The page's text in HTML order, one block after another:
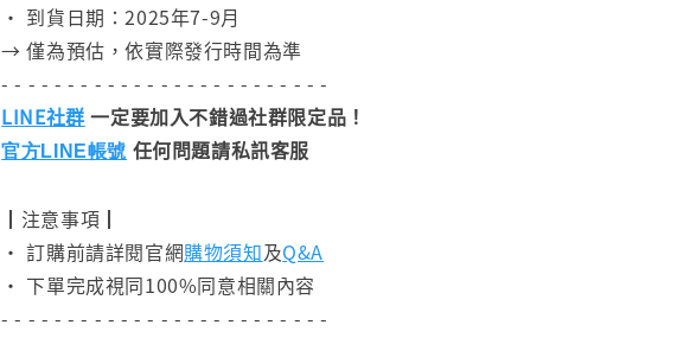
• 到貨日期：2025年7-9月
→ 僅為預估，依實際發行時間為準
- - - - - - - - - - - - - - - - - - - - - - - - -
LINE社群 一定要加入不錯過社群限定品！
官方LINE帳號 任何問題請私訊客服
┃注意事項┃
• 訂購前請詳閱官網購物須知及Q&A
• 下單完成視同100%同意相關內容
- - - - - - - - - - - - - - - - - - - - - - - - -